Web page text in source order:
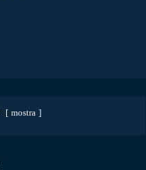
mostra